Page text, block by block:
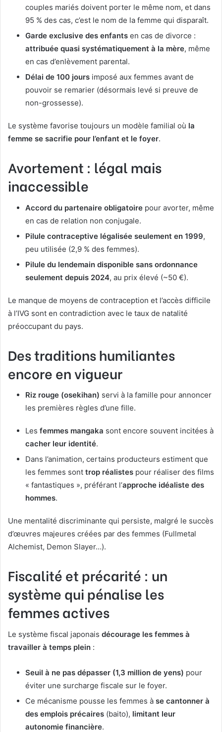
couples mariés doivent porter le même nom, et dans
95 % des cas, c’est le nom de la femme qui disparaît.
Garde exclusive des enfants en cas de divorce :
attribuée quasi systématiquement à la mère, même
en cas d’enlèvement parental.
Délai de 100 jours imposé aux femmes avant de
pouvoir se remarier (désormais levé si preuve de
non-grossesse).
Le système favorise toujours un modèle familial où la
femme se sacrifie pour l’enfant et le foyer.
Avortement : légal mais
inaccessible
Accord du partenaire obligatoire pour avorter, même
en cas de relation non conjugale.
Pilule contraceptive légalisée seulement en 1999,
peu utilisée (2,9 % des femmes).
Pilule du lendemain disponible sans ordonnance
seulement depuis 2024, au prix élevé (~50 €).
Le manque de moyens de contraception et l’accès difficile
à l’IVG sont en contradiction avec le taux de natalité
préoccupant du pays.
Des traditions humiliantes
encore en vigueur
Riz rouge (osekihan) servi à la famille pour annoncer
les premières règles d’une fille.
Les femmes mangaka sont encore souvent incitées à
cacher leur identité.
Dans l’animation, certains producteurs estiment que
les femmes sont trop réalistes pour réaliser des films
« fantastiques », préférant l’approche idéaliste des
hommes.
Une mentalité discriminante qui persiste, malgré le succès
d’œuvres majeures créées par des femmes (Fullmetal
Alchemist, Demon Slayer…).
Fiscalité et précarité : un
système qui pénalise les
femmes actives
Le système fiscal japonais décourage les femmes à
travailler à temps plein :
Seuil à ne pas dépasser (1,3 million de yens) pour
éviter une surcharge fiscale sur le foyer.
Ce mécanisme pousse les femmes à se cantonner à
des emplois précaires (baito), limitant leur
autonomie financière.